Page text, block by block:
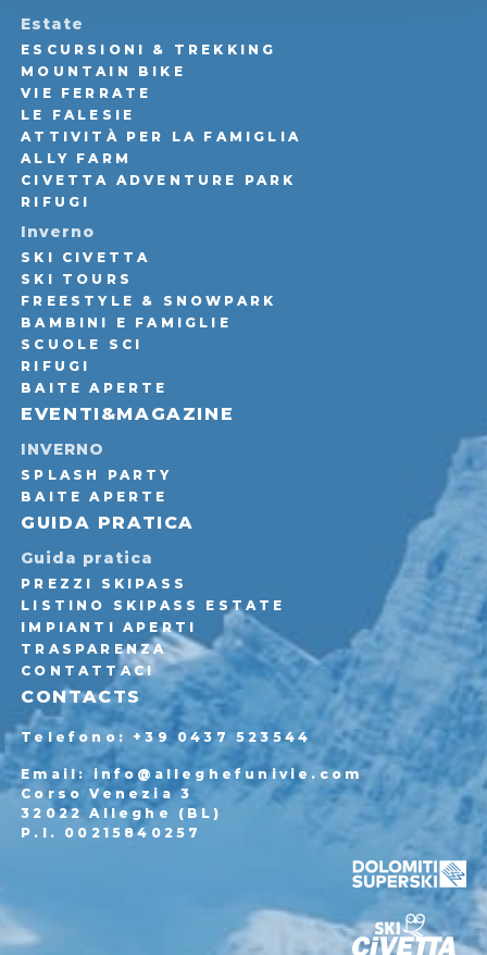
Estate
ESCURSIONI & TREKKING
MOUNTAIN BIKE
VIE FERRATE
LE FALESIE
ATTIVITÀ PER LA FAMIGLIA
ALLY FARM
CIVETTA ADVENTURE PARK
RIFUGI
Inverno
SKI CIVETTA
SKI TOURS
FREESTYLE & SNOWPARK
BAMBINI E FAMIGLIE
SCUOLE SCI
RIFUGI
BAITE APERTE
EVENTI&MAGAZINE
INVERNO
SPLASH PARTY
BAITE APERTE
GUIDA PRATICA
Guida pratica
PREZZI SKIPASS
LISTINO SKIPASS ESTATE
IMPIANTI APERTI
TRASPARENZA
CONTATTACI
CONTACTS
Telefono: +39 0437 523544
Email: info@alleghefunivie.com
Corso Venezia 3
32022 Alleghe (BL)
P.I. 00215840257